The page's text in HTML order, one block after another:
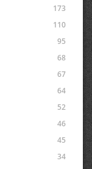
173
110
95
68
67
64
52
46
45
34